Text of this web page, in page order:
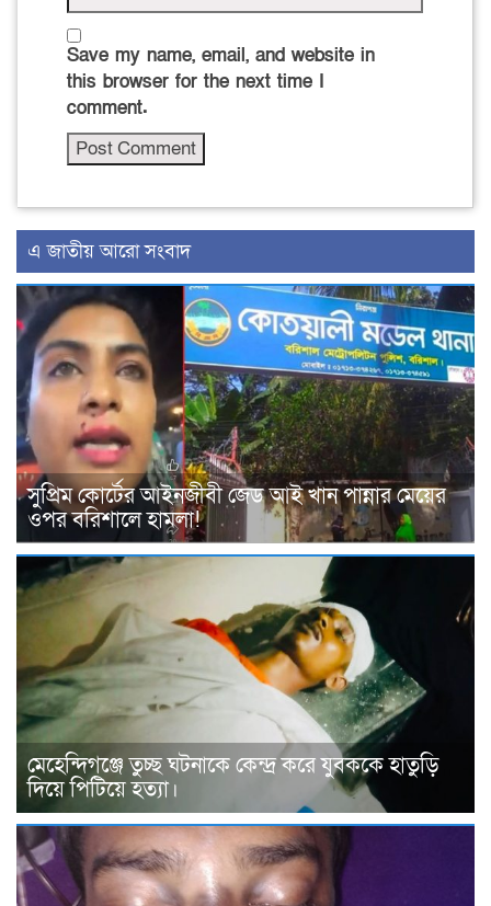
Save my name, email, and website in
this browser for the next time I
comment.
এ জাতীয় আরো সংবাদ
সুপ্রিম কোর্টের আইনজীবী জেড আই খান পান্নার মেয়ের
ওপর বরিশালে হামলা!
মেহেন্দিগঞ্জে তুচ্ছ ঘটনাকে কেন্দ্র করে যুবককে হাতুড়ি
দিয়ে পিটিয়ে হত্যা।